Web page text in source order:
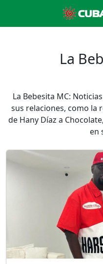
La
La Bebesita MC:
sus relaciones, como la
de Hany Díaz a
en